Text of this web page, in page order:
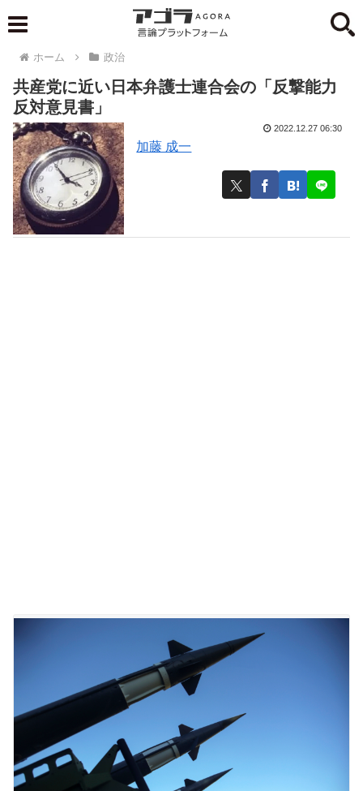
ホーム 政治
共産党に近い日本弁護士連合会の「反撃能力
反対意見書」
加藤 成一
2022.12.27 06:30